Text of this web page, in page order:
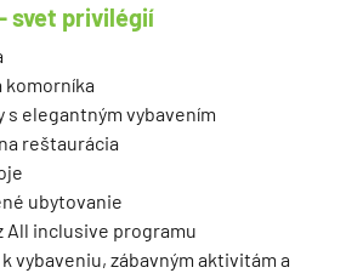
svet privilégií
komorníka
s elegantným vybavením
reštaurácia
ubytovanie
All inclusive programu
vybaveniu, zábavným aktivitám a